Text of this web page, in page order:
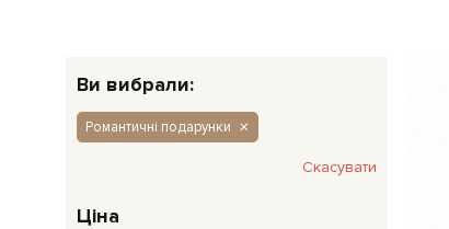
Ви вибрали:
Романтичні подарунки
Скасувати
Ціна